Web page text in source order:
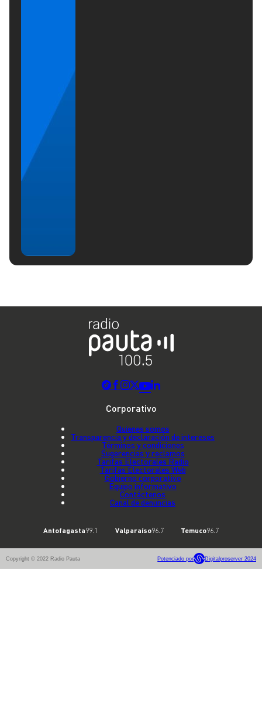
Corporativo
Quienes somos
Transparencia y declaración de intereses
Términos y condiciones
Sugerencias y reclamos
Tarifas Electorales Radio
Tarifas Electorales Web
Gobierno corporativo
Equipo informativo
Contáctenos
Canal de denuncias
Antofagasta99.1 Valparaíso96.7 Temuco96.7
Copyright © 2022 Radio Pauta Potenciado por Digitalproserver 2024